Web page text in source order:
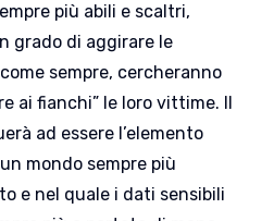
più abili e scaltri,
grado di aggirare le
sempre, cercheranno
ai fianchi” le loro vittime. Il
ad essere l’elemento
mondo sempre più
e nel quale i dati sensibili